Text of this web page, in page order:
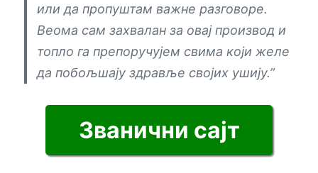
или да пропуштам важне разговоре.
Веома сам захвалан за овај производ и
топло га препоручујем свима који желе
да побољшају здравље својих ушију.”
Званични сајт